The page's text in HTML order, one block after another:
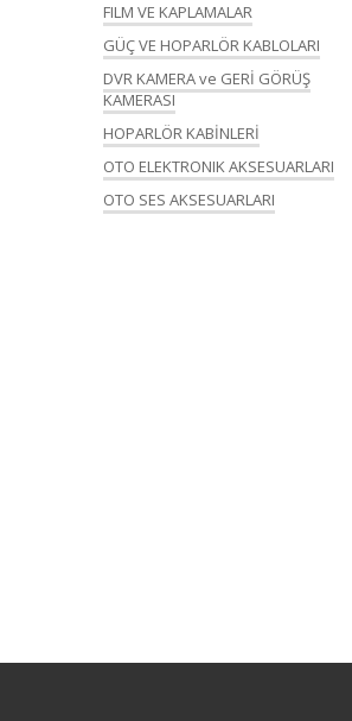
FILM VE KAPLAMALAR
GÜÇ VE HOPARLÖR KABLOLARI
DVR KAMERA ve GERİ GÖRÜŞ
KAMERASI
HOPARLÖR KABİNLERİ
OTO ELEKTRONIK AKSESUARLARI
OTO SES AKSESUARLARI